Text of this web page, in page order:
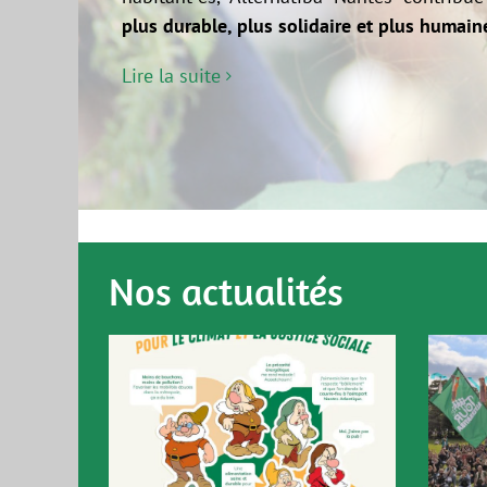
plus durable, plus solidaire et plus
Lire la suite
Nos actualités